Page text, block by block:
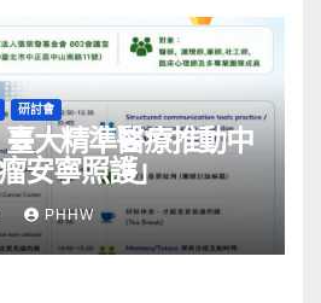
研討會
大精準醫療推動中
安寧照護」
PHHW